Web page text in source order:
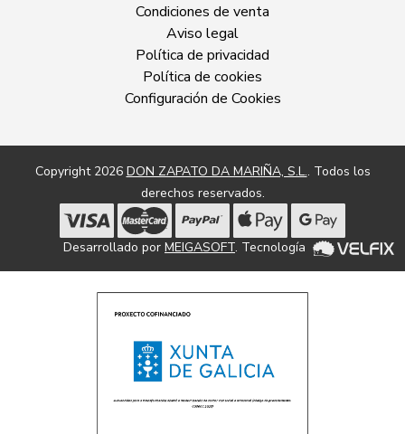
Condiciones de venta
Aviso legal
Política de privacidad
Política de cookies
Configuración de Cookies
Copyright 2026 DON ZAPATO DA MARIÑA, S.L.. Todos los
derechos reservados.
Desarrollado por MEIGASOFT. Tecnología